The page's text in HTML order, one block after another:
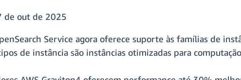
de out de 2025
Service agora oferece suporte às famílias de
de instância são instâncias otimizadas para